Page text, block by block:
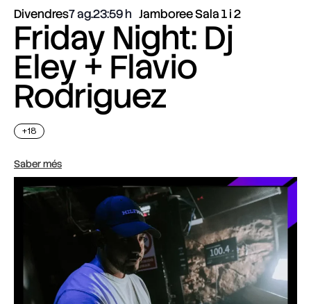
Divendres7 ag.23:59 Jamboree Sala 1 i 2
Friday Night: Dj
Eley + Flavio
Rodriguez
+18
Saber més